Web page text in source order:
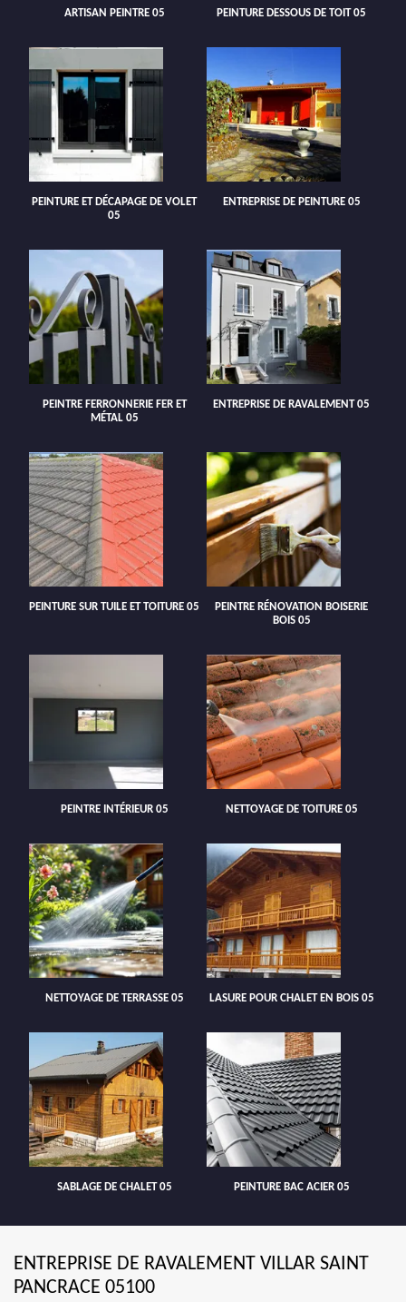
ARTISAN PEINTRE 05 PEINTURE DESSOUS DE TOIT 05
PEINTURE ET DÉCAPAGE DE VOLET
05
ENTREPRISE DE PEINTURE 05
PEINTRE FERRONNERIE FER ET
MÉTAL 05
ENTREPRISE DE RAVALEMENT 05
PEINTURE SUR TUILE ET TOITURE 05
PEINTRE RÉNOVATION BOISERIE
BOIS 05
PEINTRE INTÉRIEUR 05 NETTOYAGE DE TOITURE 05
NETTOYAGE DE TERRASSE 05 LASURE POUR CHALET EN BOIS 05
SABLAGE DE CHALET 05 PEINTURE BAC ACIER 05
ENTREPRISE DE RAVALEMENT VILLAR SAINT
PANCRACE 05100